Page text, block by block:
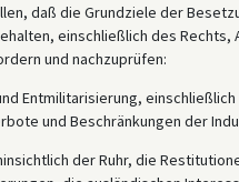
daß die Grundziele der
einschließlich des
und nachzuprüfen:
Entmilitarisierung,
und Beschränkungen der
der Ruhr, die